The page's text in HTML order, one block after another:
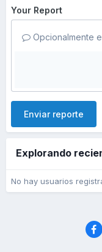
Your Report
Opcionalmente
Enviar reporte
Explorando
No hay usuarios